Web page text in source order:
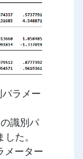
ラメー
識別パ
た。
メーター